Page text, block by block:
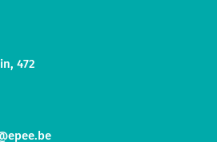
472